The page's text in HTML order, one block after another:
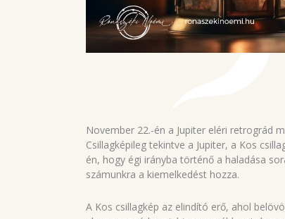
November 22.-én a Jupiter eléri retrográd
Csillagképileg tekintve a Jupiter, a Kos
én, hogy égi irányba történő a haladása
számunkra a kiemelkedést hozza.
A Kos csillagkép az elindító erő, ahol